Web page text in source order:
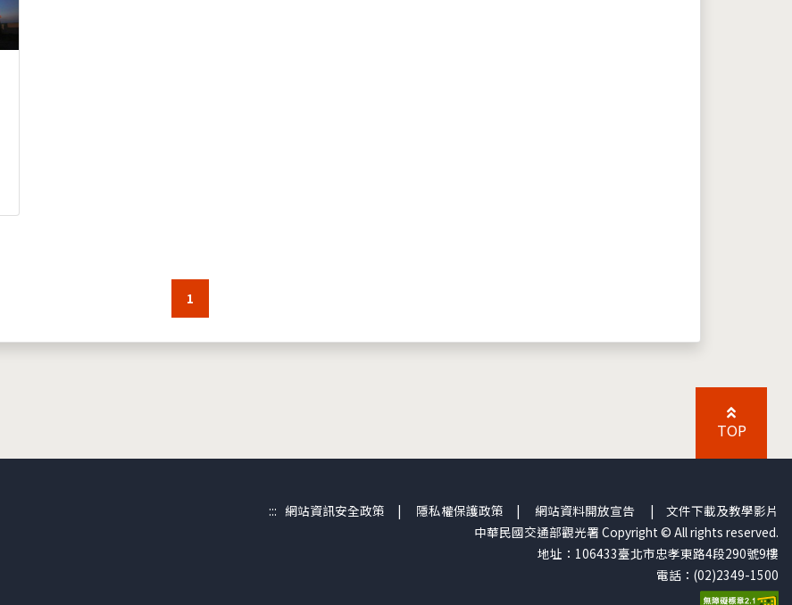
1
TOP
::: 網站資訊安全政策 | 隱私權保護政策 | 網站資料開放宣告 | 文件下載及教學影片
中華民國交通部觀光署 Copyright © All rights reserved.
地址：106433臺北市忠孝東路4段290號9樓
電話：(02)2349-1500